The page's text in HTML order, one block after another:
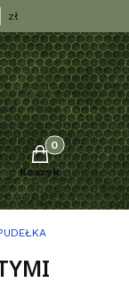
zł
Produkty w
Koszyk